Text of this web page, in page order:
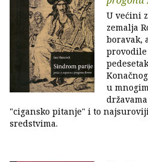
U većini
zemalja
boravak,
provodile
u
"cigansko pitanje" i to
sredstvima.